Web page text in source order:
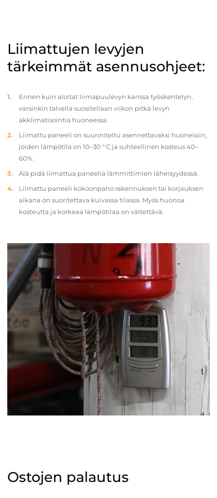
Liimattujen levyjen
tärkeimmät asennusohjeet:
Ennen kuin aloitat liimapuulevyn kanssa työskentelyn,
varsinkin talvella suositellaan viikon pitkä levyn
akklimatisointia huoneessa.
Liimattu paneeli on suunniteltu asennettavaksi huoneisiin,
joiden lämpötila on 10–30 ° C ja suhteellinen kosteus 40–
60%.
Älä pidä liimattua paneelia lämmittimien läheisyydessä.
Liimattu paneeli kokoonpano rakennuksen tai korjauksen
aikana on suoritettava kuivassa tilassa. Myös huonoa
kosteutta ja korkeaa lämpötilaa on vältettävä.
Ostojen palautus